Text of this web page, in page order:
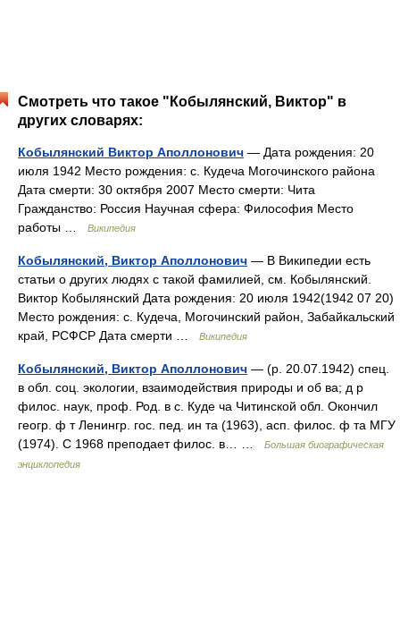
Смотреть что такое "Кобылянский, Виктор" в
других словарях:
Кобылянский Виктор Аполлонович — Дата рождения: 20
июля 1942 Место рождения: с. Кудеча Могочинского района
Дата смерти: 30 октября 2007 Место смерти: Чита
Гражданство: Россия Научная сфера: Философия Место
работы …
Википедия
Кобылянский, Виктор Аполлонович — В Википедии есть
статьи о других людях с такой фамилией, см. Кобылянский.
Виктор Кобылянский Дата рождения: 20 июля 1942(1942 07 20)
Место рождения: с. Кудеча, Могочинский район, Забайкальский
край, РСФСР Дата смерти …
Википедия
Кобылянский, Виктор Аполлонович — (р. 20.07.1942) спец.
в обл. соц. экологии, взаимодействия природы и об ва; д р
филос. наук, проф. Род. в с. Куде ча Читинской обл. Окончил
геогр. ф т Ленингр. гос. пед. ин та (1963), асп. филос. ф та МГУ
(1974). С 1968 преподает филос. в… …
Большая биографическая
энциклопедия